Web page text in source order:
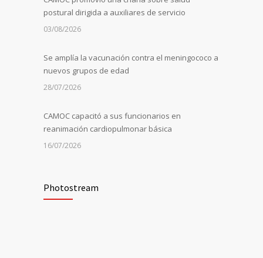
postural dirigida a auxiliares de servicio
03/08/2026
Se amplía la vacunación contra el meningococo a
nuevos grupos de edad
28/07/2026
CAMOC capacitó a sus funcionarios en
reanimación cardiopulmonar básica
16/07/2026
compartir su experiencia en mejora continua
Photostream